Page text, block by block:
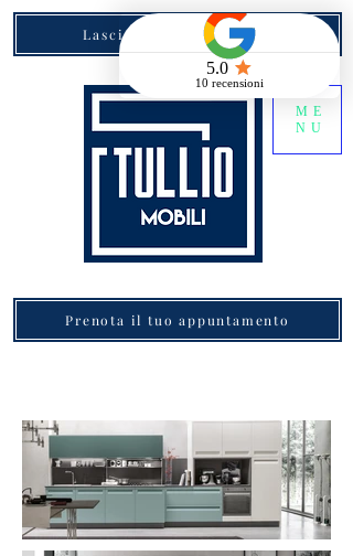
ME
NU
Lascia la tua recensione
Prenota il tuo appuntamento